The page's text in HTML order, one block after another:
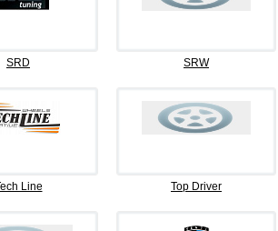
SRD SRW
Line Top Driver